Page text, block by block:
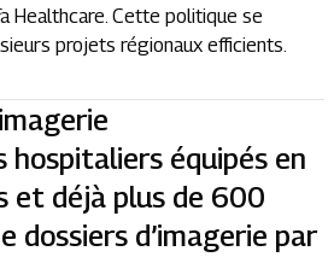
Healthcare. Cette politique se
projets régionaux efficients.
hospitaliers équipés en
et déjà plus de 600
dossiers d’imagerie par